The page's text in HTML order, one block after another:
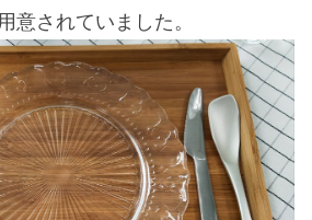
意されていました。